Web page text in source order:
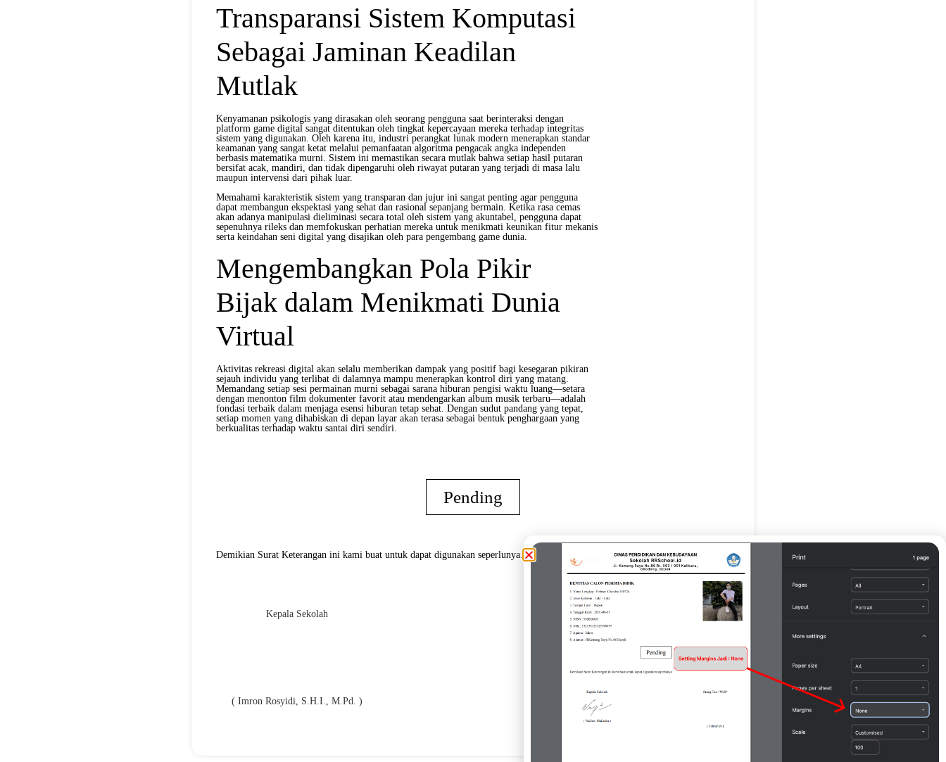
Transparansi Sistem Komputasi
Sebagai Jaminan Keadilan
Mutlak
Kenyamanan psikologis yang dirasakan oleh seorang pengguna saat berinteraksi dengan
platform game digital sangat ditentukan oleh tingkat kepercayaan mereka terhadap integritas
sistem yang digunakan. Oleh karena itu, industri perangkat lunak modern menerapkan standar
keamanan yang sangat ketat melalui pemanfaatan algoritma pengacak angka independen
berbasis matematika murni. Sistem ini memastikan secara mutlak bahwa setiap hasil putaran
bersifat acak, mandiri, dan tidak dipengaruhi oleh riwayat putaran yang terjadi di masa lalu
maupun intervensi dari pihak luar.
Memahami karakteristik sistem yang transparan dan jujur ini sangat penting agar pengguna
dapat membangun ekspektasi yang sehat dan rasional sepanjang bermain. Ketika rasa cemas
akan adanya manipulasi dieliminasi secara total oleh sistem yang akuntabel, pengguna dapat
sepenuhnya rileks dan memfokuskan perhatian mereka untuk menikmati keunikan fitur mekanis
serta keindahan seni digital yang disajikan oleh para pengembang game dunia.
Mengembangkan Pola Pikir
Bijak dalam Menikmati Dunia
Virtual
Aktivitas rekreasi digital akan selalu memberikan dampak yang positif bagi kesegaran pikiran
sejauh individu yang terlibat di dalamnya mampu menerapkan kontrol diri yang matang.
Memandang setiap sesi permainan murni sebagai sarana hiburan pengisi waktu luang—setara
dengan menonton film dokumenter favorit atau mendengarkan album musik terbaru—adalah
fondasi terbaik dalam menjaga esensi hiburan tetap sehat. Dengan sudut pandang yang tepat,
setiap momen yang dihabiskan di depan layar akan terasa sebagai bentuk penghargaan yang
berkualitas terhadap waktu santai diri sendiri.
Pending
Demikian Surat Keterangan ini kami buat untuk dapat digunakan seperlunya.
Kepala Sekolah
( Imron Rosyidi, S.H.I., M.Pd. )
Print